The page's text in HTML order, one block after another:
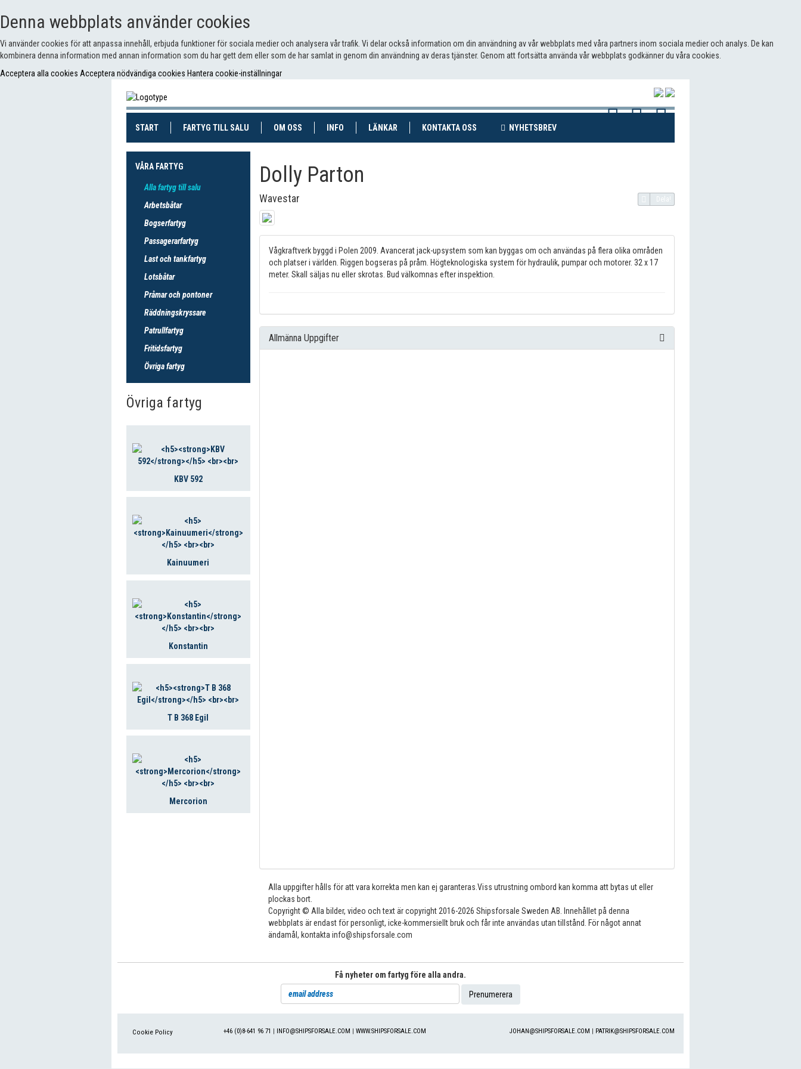
Denna webbplats använder cookies
Vi använder cookies för att anpassa innehåll, erbjuda funktioner för sociala medier och analysera vår trafik. Vi delar också information om din användning av vår webbplats med våra partners inom sociala medier och analys. De kan
kombinera denna information med annan information som du har gett dem eller som de har samlat in genom din användning av deras tjänster. Genom att fortsätta använda vår webbplats godkänner du våra cookies.
Acceptera alla cookies Acceptera nödvändiga cookies Hantera cookie-inställningar
START(CURRENT)FARTYG TILL SALU (CURRENT)OM OSS INFO LÄNKAR KONTAKTA OSS (CURRENT)NYHETSBREV(CURRENT)
VÅRA FARTYG
Alla fartyg till salu
Arbetsbåtar
Bogserfartyg
Passagerarfartyg
Last och tankfartyg
Lotsbåtar
Pråmar och pontoner
Räddningskryssare
Patrullfartyg
Fritidsfartyg
Övriga fartyg
Övriga fartyg
KBV 592
Kainuumeri
Konstantin
T B 368 Egil
Mercorion
Dolly Parton
Wavestar Dela!
Vågkraftverk byggd i Polen 2009. Avancerat jack-upsystem som kan byggas om och användas på flera olika områden
och platser i världen. Riggen bogseras på pråm. Högteknologiska system för hydraulik, pumpar och motorer. 32 x 17
meter. Skall säljas nu eller skrotas. Bud välkomnas efter inspektion.
Allmänna Uppgifter
Alla uppgifter hålls för att vara korrekta men kan ej garanteras.Viss utrustning ombord kan komma att bytas ut eller
plockas bort.
Copyright © Alla bilder, video och text är copyright 2016-2026 Shipsforsale Sweden AB. Innehållet på denna
webbplats är endast för personligt, icke-kommersiellt bruk och får inte användas utan tillstånd. För något annat
ändamål, kontakta info@shipsforsale.com
Få nyheter om fartyg före alla andra.
Cookie Policy +46 (0)8-641 96 71 INFO@SHIPSFORSALE.COM |WWW.SHIPSFORSALE.COM JOHAN@SHIPSFORSALE.COM PATRIK@SHIPSFORSALE.COM